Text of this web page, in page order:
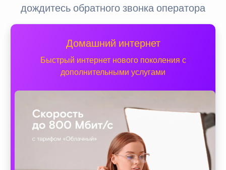
дождитесь обратного звонка оператора
Домашний интернет
Быстрый интернет нового поколения с
дополнительными услугами